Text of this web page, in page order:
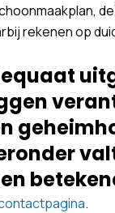
rekenen op
.